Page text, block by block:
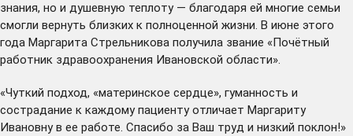
знания, но и душевную теплоту — благодаря ей многие семьи
смогли вернуть близких к полноценной жизни. В июне этого
года Маргарита Стрельникова получила звание «Почётный
работник здравоохранения Ивановской области».
«Чуткий подход, «материнское сердце», гуманность и
сострадание к каждому пациенту отличает Маргариту
Ивановну в ее работе. Спасибо за Ваш труд и низкий поклон!»